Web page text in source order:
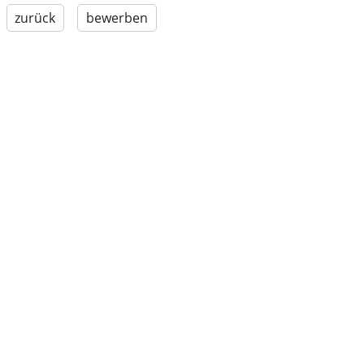
zurück bewerben